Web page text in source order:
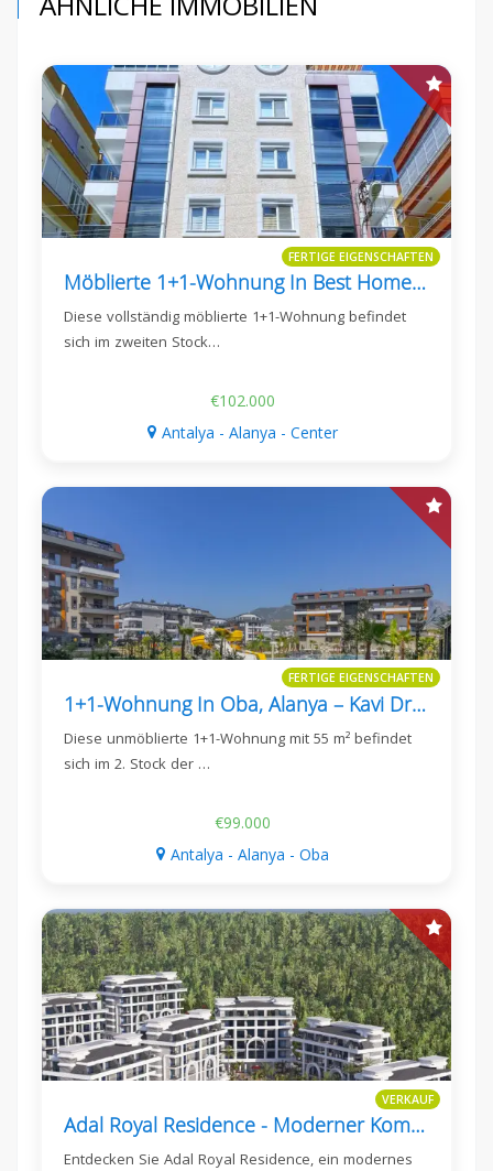
FERTIGE EIGENSCHAFTEN
Möblierte 1+1-Wohnung In Best Home 21, Güller Pınarı
Diese vollständig möblierte 1+1-Wohnung befindet
sich im zweiten Stock…
€102.000
Antalya - Alanya - Center
FERTIGE EIGENSCHAFTEN
1+1-Wohnung In Oba, Alanya – Kavi Dreams, 55 M²
Diese unmöblierte 1+1-Wohnung mit 55 m² befindet
sich im 2. Stock der …
€99.000
Antalya - Alanya - Oba
VERKAUF
Adal Royal Residence - Moderner Komfort In Kestel, Alanya
Entdecken Sie Adal Royal Residence, ein modernes